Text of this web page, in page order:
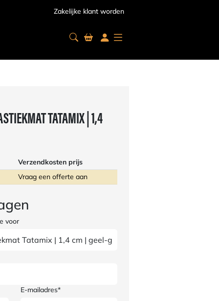
Zakelijke klant worden
TATAMIX | 1,4
Verzendkosten prijs
Vraag een offerte aan
voor
E-mailadres*